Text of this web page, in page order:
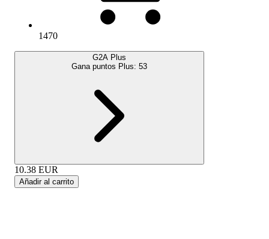
1470
G2A Plus
Gana puntos Plus: 53
10.38 EUR
Añadir al carrito